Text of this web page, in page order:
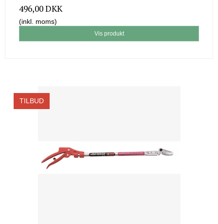
496,00 DKK
(inkl. moms)
Vis produkt
TILBUD